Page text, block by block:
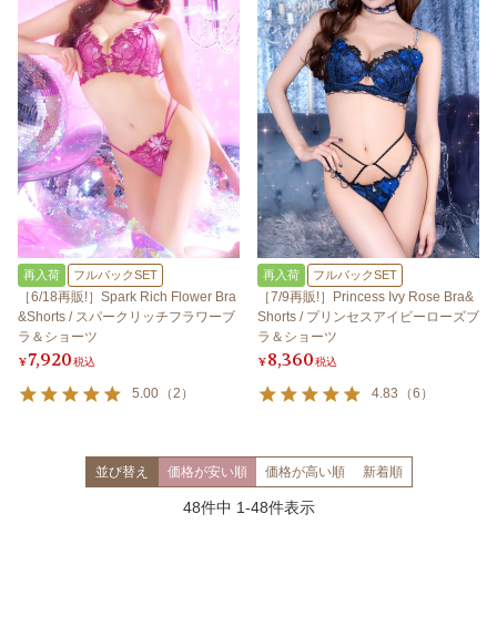
再入荷 フルバックSET
［6/18再販!］Spark Rich Flower Bra
&Shorts / スパークリッチフラワーブ
ラ＆ショーツ
¥7,920税込
5.00 （2 ）
再入荷 フルバックSET
［7/9再販!］Princess Ivy Rose Bra&
Shorts / プリンセスアイビーローズブ
ラ＆ショーツ
¥8,360税込
4.83 （6 ）
並び替え 価格が安い順 価格が高い順 新着順
48件中 1-48件表示